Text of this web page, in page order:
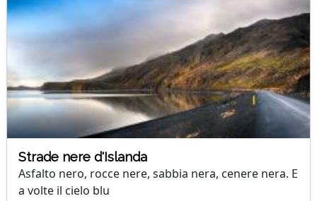
Strade nere d'Islanda
Asfalto nero, rocce nere, sabbia nera, cenere nera. E
a volte il cielo blu